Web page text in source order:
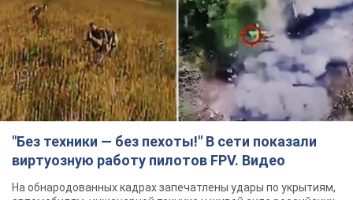
"Без техники — без пехоты!" В сети показали
виртуозную работу пилотов FPV. Видео
На обнародованных кадрах запечатлены удары по укрытиям,